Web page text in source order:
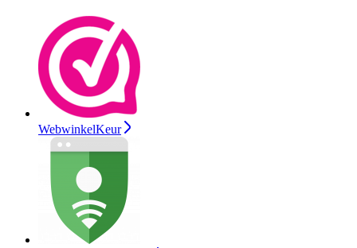
WebwinkelKeur